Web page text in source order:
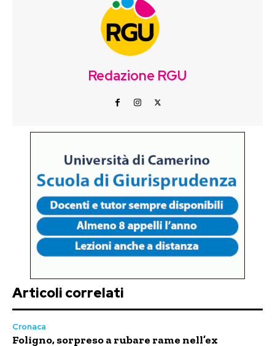
Redazione RGU
Articoli correlati
Cronaca
Foligno, sorpreso a rubare rame nell’ex